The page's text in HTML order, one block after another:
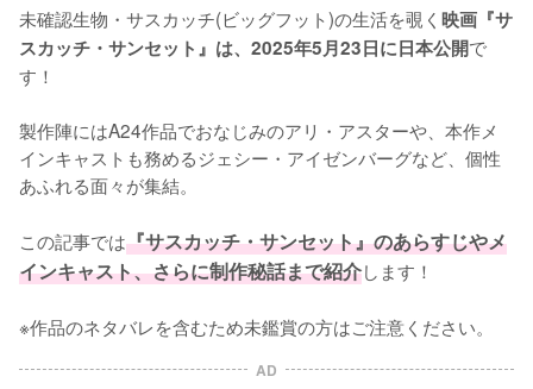
未確認生物・サスカッチ(ビッグフット)の生活を覗く 映画『サ
スカッチ・サンセット』は、2025年5月23日に日本公開で
す！
製作陣にはA24作品でおなじみのアリ・アスターや、本作メ
インキャストも務めるジェシー・アイゼンバーグなど、個性
あふれる面々が集結。
この記事では『サスカッチ・サンセット』のあらすじやメ
インキャスト、さらに制作秘話まで紹介します！
※作品のネタバレを含むため未鑑賞の方はご注意ください。
AD